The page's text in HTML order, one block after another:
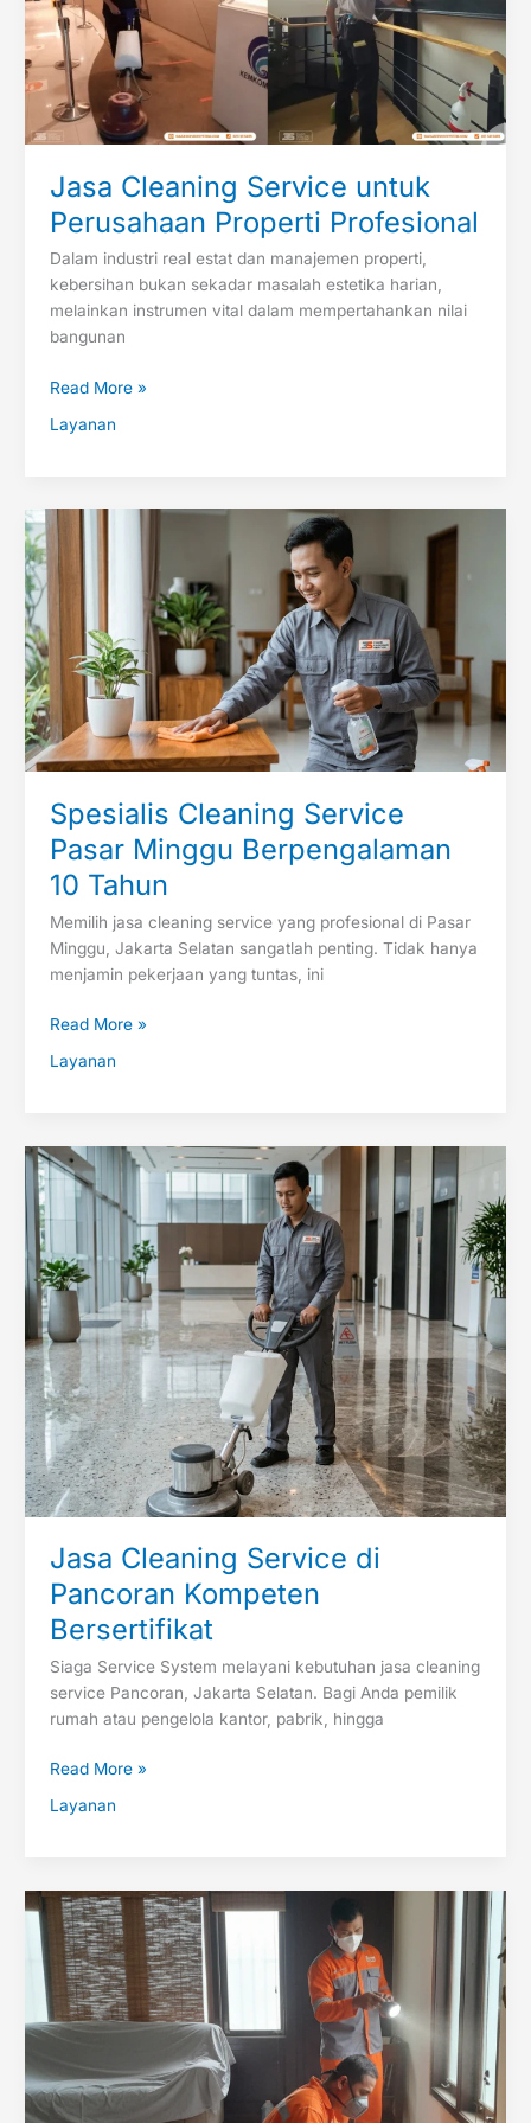
Jasa Cleaning Service untuk
Perusahaan Properti Profesional
Dalam industri real estat dan manajemen properti,
kebersihan bukan sekadar masalah estetika harian,
melainkan instrumen vital dalam mempertahankan nilai
bangunan
Perusahaan
Properti
Profesional
Read More »
Layanan
Spesialis Cleaning Service
Pasar Minggu Berpengalaman
10 Tahun
Memilih jasa cleaning service yang profesional di Pasar
Minggu, Jakarta Selatan sangatlah penting. Tidak hanya
menjamin pekerjaan yang tuntas, ini
Spesialis
Minggu
Berpengalaman
10
Tahun
Read More »
Layanan
Jasa Cleaning Service di
Pancoran Kompeten
Bersertifikat
Siaga Service System melayani kebutuhan jasa cleaning
service Pancoran, Jakarta Selatan. Bagi Anda pemilik
rumah atau pengelola kantor, pabrik, hingga
Jasa
Cleaning
Pancoran
Kompeten
Bersertifikat
Read More »
Layanan
Jasa
Anti
Rayap
Bekasi
Profesional
&